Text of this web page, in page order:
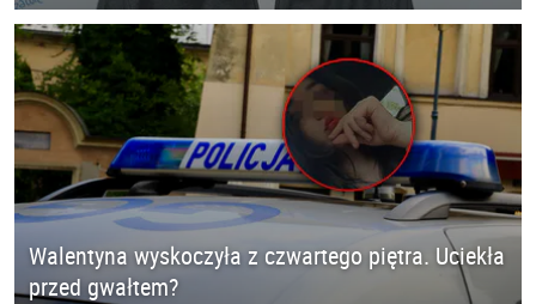
Walentyna wyskoczyła z czwartego piętra. Uciekła
przed gwałtem?